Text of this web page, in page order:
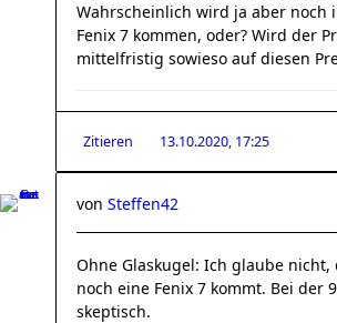
Wahrscheinlich wird ja aber noch
Fenix 7 kommen, oder? Wird der
mittelfristig sowieso auf diesen
Zitieren 13.10.2020, 17:25
von Steffen42
Ohne Glaskugel: Ich glaube nicht,
noch eine Fenix 7 kommt. Bei der
skeptisch.